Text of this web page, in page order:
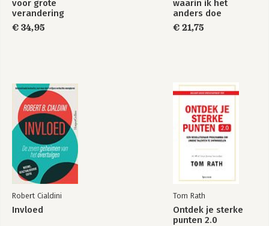
Het Groot
Coachboek
Het Groot
Werkvormenboek
Bekijk alle boeken
-Tot slot
Deel 5: 30 dagenveranderkalender
voor grote
verandering
€ 34,95
waarin ik het
anders doe
€ 21,75
Robert Cialdini
Invloed
Tom Rath
Ontdek je sterke
punten 2.0